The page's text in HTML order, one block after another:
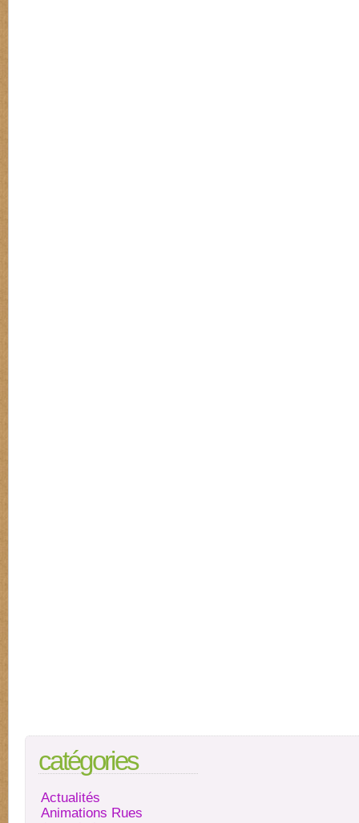
catégories
Actualités
Animations Rues